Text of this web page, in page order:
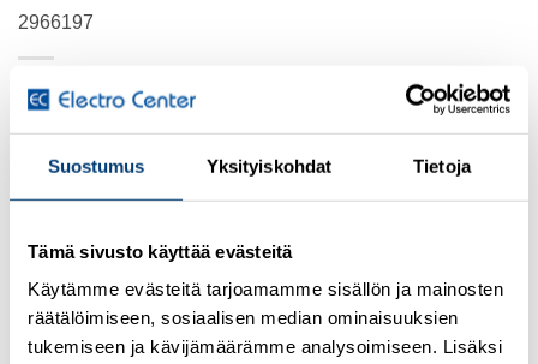
Suostumus Yksityiskohdat Tietoja
Tämä sivusto käyttää evästeitä
Käytämme evästeitä tarjoamamme sisällön ja mainosten
räätälöimiseen, sosiaalisen median ominaisuuksien
tukemiseen ja kävijämäärämme analysoimiseen. Lisäksi
2966197
BSC…/21 with screw connection and pluggable miniature
relay with power contact, for assembly on DIN rail NS
35/7.5, 1 PDT, input voltage 120 V AC / 110 V DC